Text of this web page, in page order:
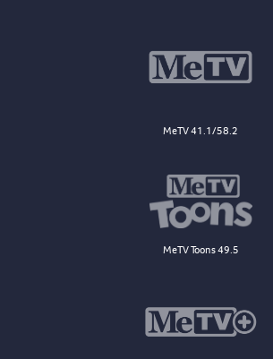
MeTV 41.1/58.2
MeTV Toons 49.5